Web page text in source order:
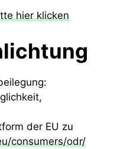
hier klicken
der EU zu
consumers/odr/